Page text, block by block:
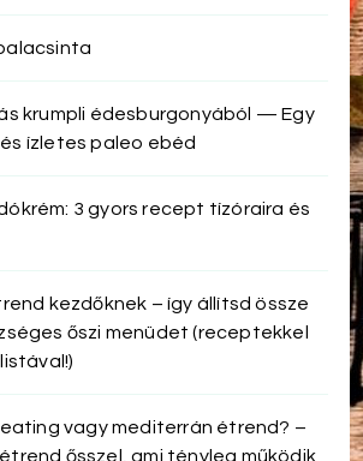
krumpli édesburgonyából — Egy
ízletes paleo ebéd
3 gyors recept tízóraira és
kezdőknek – így állítsd össze
őszi menüdet (receptekkel
vagy mediterrán étrend? –
ősszel, ami tényleg működik